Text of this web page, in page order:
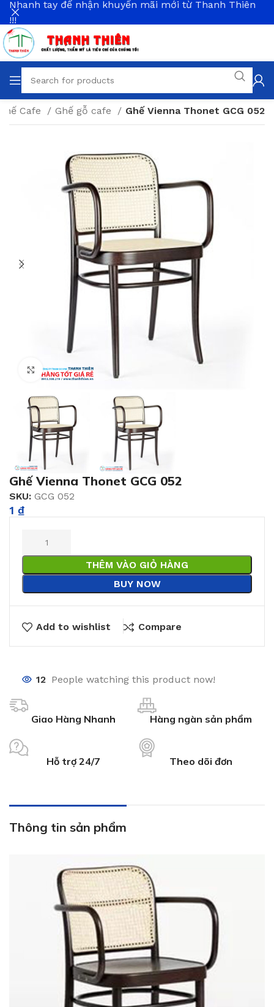
Cafe Ghế gỗ cafe Ghế Vienna Thonet GCG 052
Click to enlarge
Ghế Vienna Thonet GCG 052
SKU: GCG 052
1 ₫
THÊM VÀO GIỎ HÀNG
BUY NOW
Add to wishlist Compare
12 People watching this product now!
Giao Hàng Nhanh Hàng ngàn sản phẩm
Hỗ trợ 24/7 Theo dõi đơn
Thông tin sản phẩm
Nhanh tay để nhận khuyến mãi mới từ Thanh Thiên
!!!